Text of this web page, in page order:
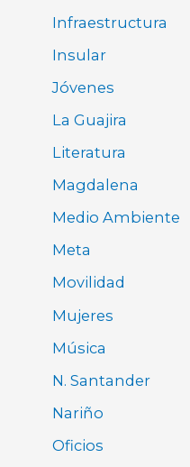
Infraestructura
Insular
Jóvenes
La Guajira
Literatura
Magdalena
Medio Ambiente
Meta
Movilidad
Mujeres
Música
N. Santander
Nariño
Oficios